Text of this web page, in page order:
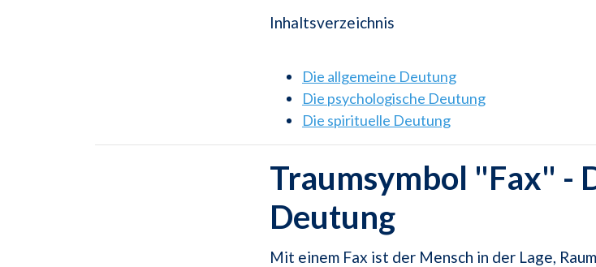
Inhaltsverzeichnis
Die allgemeine Deutung
Die psychologische Deutung
Die spirituelle Deutung
Traumsymbol "Fax" -
Deutung
Mit einem Fax ist der Mensch in der Lage,